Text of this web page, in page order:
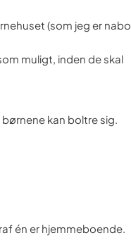
(som jeg er nabo
muligt, inden de skal
kan boltre sig.
én er hjemmeboende.